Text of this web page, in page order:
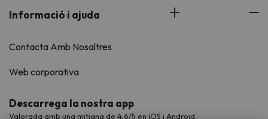
Informació i ajuda
Contacta Amb Nosaltres
Web corporativa
Descarrega la nostra app
Valorada amb una mitjana de 4,6/5 en iOS i Android.